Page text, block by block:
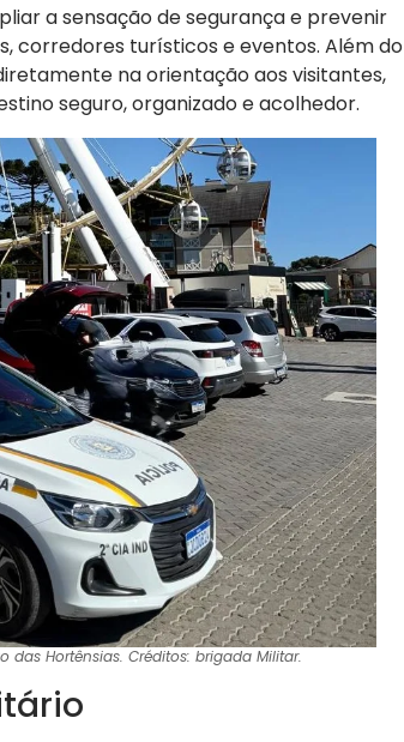
a sensação de segurança e prevenir
corredores turísticos e eventos. Além do
na orientação aos visitantes,
seguro, organizado e acolhedor.
Hortênsias. Créditos: brigada Militar.